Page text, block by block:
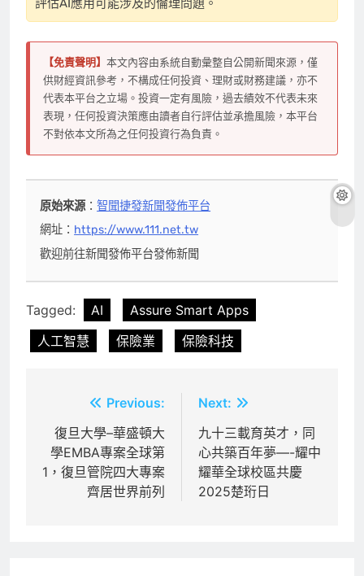
評估AI應用可能涉及的倫理問題。
【免責聲明】 本文內容由系統自動彙整自公開新聞來源，僅
供財經資訊參考，不構成任何投資、理財或財務建議，亦不
代表本平台之立場。投資一定有風險，過去績效不代表未來
表現，任何投資決策應由讀者自行評估並承擔風險，本平台
不對依本文所為之任何投資行為負責。
原始來源：智聞捷發新聞發佈平台
網址： https://www.111.net.tw
歡迎前往新聞發佈平台發佈新聞
Tagged: AI
Assure Smart Apps
人工智慧
保險業 保險科技
章
導
Previous:
復旦大學–華盛頓大
學EMBA專案全球第
1，復旦管院四大專案
齊居世界前列
Next:
九十三載育英才，同
心共築百年夢—-耀中
耀華全球校區共慶
2025楚珩日